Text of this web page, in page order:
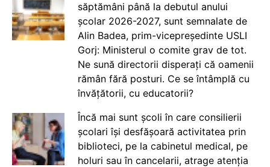
săptămâni până la debutul anului
școlar 2026-2027, sunt semnalate de
Alin Badea, prim-vicepreședinte USLI
Gorj: Ministerul o comite grav de tot.
Ne sună directorii disperați că oamenii
rămân fără posturi. Ce se întâmplă cu
învățătorii, cu educatorii?
Încă mai sunt școli în care consilierii
școlari își desfășoară activitatea prin
biblioteci, pe la cabinetul medical, pe
holuri sau în cancelarii, atrage atenția